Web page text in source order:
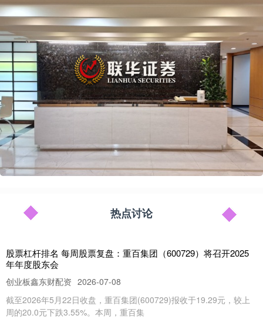
热点讨论
股票杠杆排名 每周股票复盘：重百集团（600729）将召开2025
年年度股东会
创业板鑫东财配资 2026-07-08
截至2026年5月22日收盘，重百集团(600729)报收于19.29元，较上
周的20.0元下跌3.55%。本周，重百集